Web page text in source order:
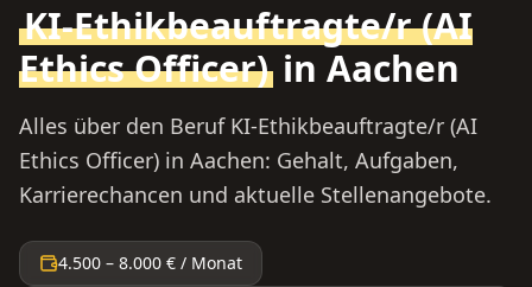
KI-Ethikbeauftragte/r (AI
Ethics Officer) in Aachen
Alles über den Beruf KI-Ethikbeauftragte/r (AI
Ethics Officer) in Aachen: Gehalt, Aufgaben,
Karrierechancen und aktuelle Stellenangebote.
4.500 – 8.000 € / Monat